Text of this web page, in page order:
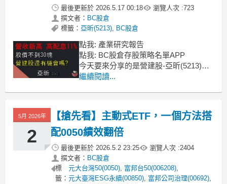
最後更新於 2026.5.17 00:18 瀏覽人次 :723
撰文者： BC股倉
標籤： 亞昕(5213), BC股倉
點我: 產業研究報告
點我: BC股倉存股策略名單APP
今天要來分享的是營建股-亞昕(5213)最
新的營運資訊
25塊左右的股價，殖利率高達11%，是
標準的高殖利率股票
營建族群從第七波打房以
繼續閱讀...
5月 2026年
2
【搶先看】主動式ETF，一個方法搭
配0050績效翻倍
最後更新於 2026.5.2 23:25 瀏覽人次 :2404
撰文者： BC股倉
標
籤：
元大台灣50(0050), 富邦台50(006208),
元大臺灣ESG永續(00850), 富邦公司治理(00692),